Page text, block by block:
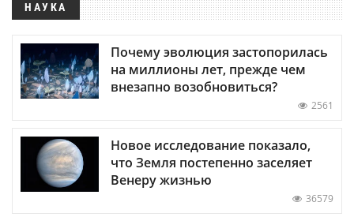
НАУКА
Почему эволюция застопорилась
на миллионы лет, прежде чем
внезапно возобновиться?
2561
Новое исследование показало,
что Земля постепенно заселяет
Венеру жизнью
36579